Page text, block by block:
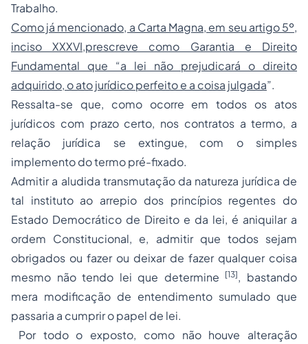
Trabalho.
Como já mencionado, a Carta Magna, em seu artigo 5º,
inciso XXXVI,prescreve como Garantia e Direito
Fundamental que “a lei não prejudicará o direito
adquirido, o ato jurídico perfeito e a coisa julgada”.
Ressalta-se que, como ocorre em todos os atos
jurídicos com prazo certo, nos contratos a termo, a
relação jurídica se extingue, com o simples
implemento do termo pré-fixado.
Admitir a aludida transmutação da natureza jurídica de
tal instituto ao arrepio dos princípios regentes do
Estado Democrático de Direito e da lei, é aniquilar a
ordem Constitucional, e, admitir que todos sejam
obrigados ou fazer ou deixar de fazer qualquer coisa
mesmo não tendo lei que determine
[13], bastando
mera modificação de entendimento sumulado que
passaria a cumprir o papel de lei.
Por todo o exposto, como não houve alteração